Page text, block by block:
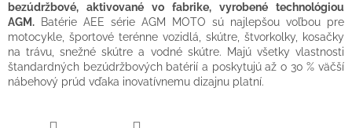
bezúdržbové, aktivované vo fabrike, vyrobené technológiou
AGM. Batérie AEE série AGM MOTO sú najlepšou voľbou pre
motocykle, športové terénne vozidlá, skútre, štvorkolky, kosačky
na trávu, snežné skútre a vodné skútre. Majú všetky vlastnosti
štandardných bezúdržbových batérií a poskytujú až o 30 % väčší
nábehový prúd vďaka inovatívnemu dizajnu platní.